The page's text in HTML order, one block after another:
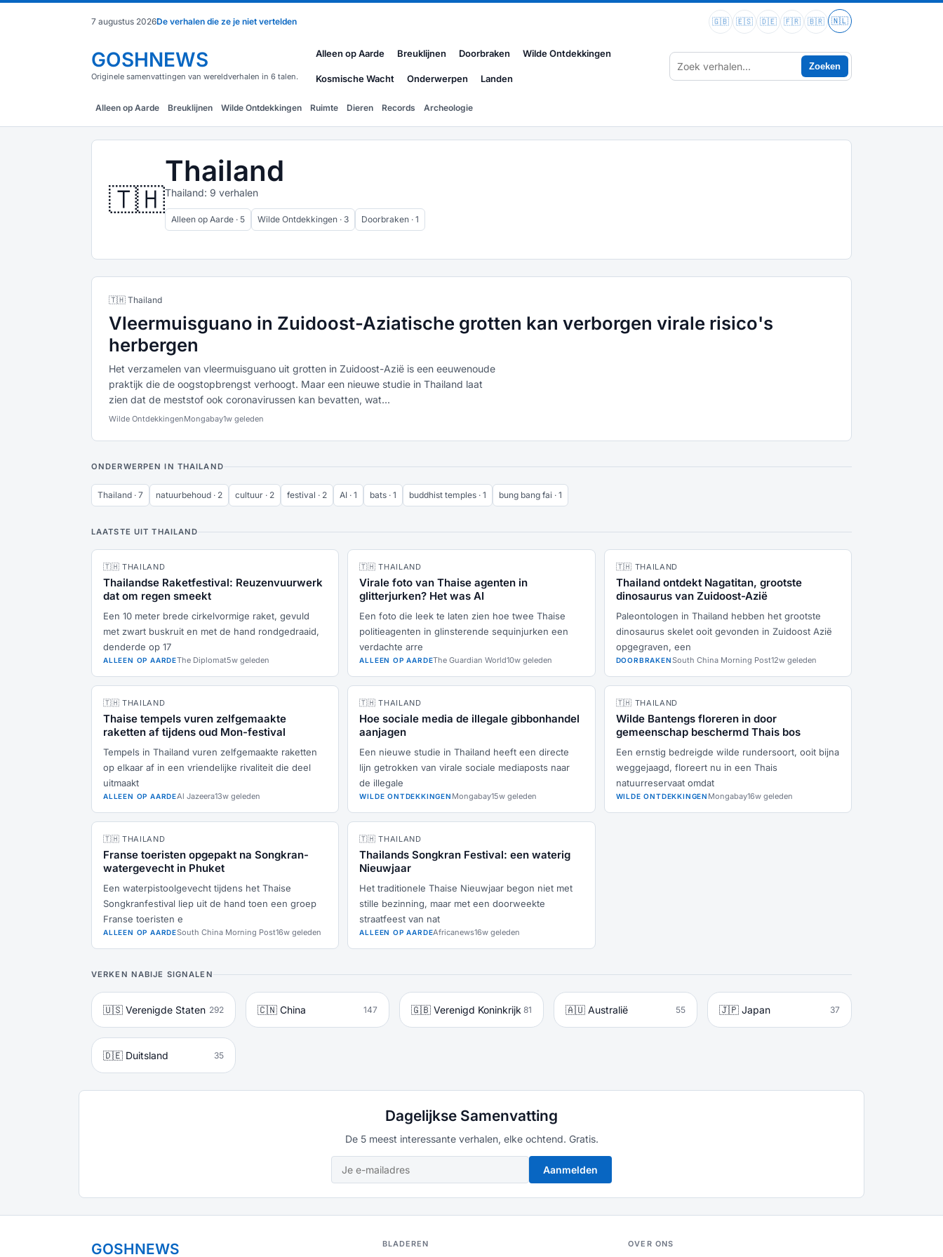
7 augustus 2026De verhalen die ze je niet vertelden 🇬🇧 🇪🇸 🇩🇪 🇫🇷 🇧🇷 🇳🇱
GOSHNEWS
Originele samenvattingen van wereldverhalen in 6 talen.
Alleen op Aarde Breuklijnen Doorbraken Wilde Ontdekkingen
Kosmische Wacht Onderwerpen Landen
Zoeken
Alleen op Aarde Breuklijnen Wilde Ontdekkingen Ruimte Dieren Records Archeologie
🇹🇭
Thailand
Thailand: 9 verhalen
Alleen op Aarde · 5 Wilde Ontdekkingen · 3 Doorbraken · 1
🇹🇭 Thailand
Vleermuisguano in Zuidoost-Aziatische grotten kan verborgen virale risico's
herbergen
Het verzamelen van vleermuisguano uit grotten in Zuidoost-Azië is een eeuwenoude
praktijk die de oogstopbrengst verhoogt. Maar een nieuwe studie in Thailand laat
zien dat de meststof ook coronavirussen kan bevatten, wat...
Wilde OntdekkingenMongabay1w geleden
ONDERWERPEN IN THAILAND
Thailand · 7 natuurbehoud · 2 cultuur · 2 festival · 2 AI · 1 bats · 1 buddhist temples · 1 bung bang fai · 1
LAATSTE UIT THAILAND
🇹🇭 THAILAND
Thailandse Raketfestival: Reuzenvuurwerk
dat om regen smeekt
Een 10 meter brede cirkelvormige raket, gevuld
met zwart buskruit en met de hand rondgedraaid,
denderde op 17
ALLEEN OP AARDEThe Diplomat5w geleden
🇹🇭 THAILAND
Virale foto van Thaise agenten in
glitterjurken? Het was AI
Een foto die leek te laten zien hoe twee Thaise
politieagenten in glinsterende sequinjurken een
verdachte arre
ALLEEN OP AARDEThe Guardian World10w geleden
🇹🇭 THAILAND
Thailand ontdekt Nagatitan, grootste
dinosaurus van Zuidoost-Azië
Paleontologen in Thailand hebben het grootste
dinosaurus skelet ooit gevonden in Zuidoost Azië
opgegraven, een
DOORBRAKENSouth China Morning Post12w geleden
🇹🇭 THAILAND
Thaise tempels vuren zelfgemaakte
raketten af tijdens oud Mon-festival
Tempels in Thailand vuren zelfgemaakte raketten
op elkaar af in een vriendelijke rivaliteit die deel
uitmaakt
ALLEEN OP AARDEAl Jazeera13w geleden
🇹🇭 THAILAND
Hoe sociale media de illegale gibbonhandel
aanjagen
Een nieuwe studie in Thailand heeft een directe
lijn getrokken van virale sociale mediaposts naar
de illegale
WILDE ONTDEKKINGEN Mongabay15w geleden
🇹🇭 THAILAND
Wilde Bantengs floreren in door
gemeenschap beschermd Thais bos
Een ernstig bedreigde wilde rundersoort, ooit bijna
weggejaagd, floreert nu in een Thais
natuurreservaat omdat
WILDE ONTDEKKINGEN Mongabay16w geleden
🇹🇭 THAILAND
Franse toeristen opgepakt na Songkran-
watergevecht in Phuket
Een waterpistoolgevecht tijdens het Thaise
Songkranfestival liep uit de hand toen een groep
Franse toeristen e
ALLEEN OP AARDESouth China Morning Post16w geleden
🇹🇭 THAILAND
Thailands Songkran Festival: een waterig
Nieuwjaar
Het traditionele Thaise Nieuwjaar begon niet met
stille bezinning, maar met een doorweekte
straatfeest van nat
ALLEEN OP AARDEAfricanews16w geleden
VERKEN NABIJE SIGNALEN
🇺🇸 Verenigde Staten 292 🇨🇳 China 147 🇬🇧 Verenigd Koninkrijk 81 🇦🇺 Australië 55 🇯🇵 Japan 37
🇩🇪 Duitsland 35
Dagelijkse Samenvatting
De 5 meest interessante verhalen, elke ochtend. Gratis.
Aanmelden
GOSHNEWS BLADEREN OVER ONS